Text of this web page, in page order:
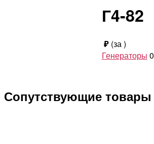
Г4-82
₽ (за)
Генераторы 0
Сопутствующие товары